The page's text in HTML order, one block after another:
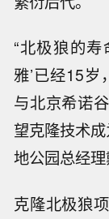
“北极狼的
雅’已经15
与北京希诺
望克隆技术成
地公园总经理
克隆北极狼